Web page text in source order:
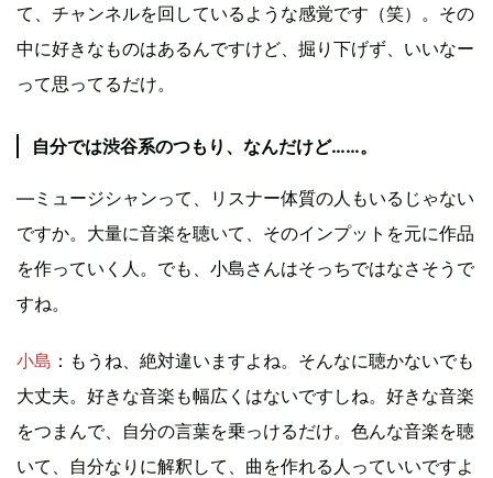
て、チャンネルを回しているような感覚です（笑）。その
中に好きなものはあるんですけど、掘り下げず、いいなー
って思ってるだけ。
自分では渋谷系のつもり、なんだけど……。
―ミュージシャンって、リスナー体質の人もいるじゃない
ですか。大量に音楽を聴いて、そのインプットを元に作品
を作っていく人。でも、小島さんはそっちではなさそうで
すね。
小島 ：もうね、絶対違いますよね。そんなに聴かないでも
大丈夫。好きな音楽も幅広くはないですしね。好きな音楽
をつまんで、自分の言葉を乗っけるだけ。色んな音楽を聴
いて、自分なりに解釈して、曲を作れる人っていいですよ